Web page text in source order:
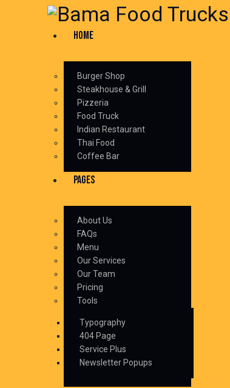
HOME
Burger Shop
Steakhouse & Grill
Pizzeria
Food Truck
Indian Restaurant
Thai Food
Coffee Bar
PAGES
About Us
FAQs
Menu
Our Services
Our Team
Pricing
Tools
Typography
404 Page
Service Plus
Newsletter Popups